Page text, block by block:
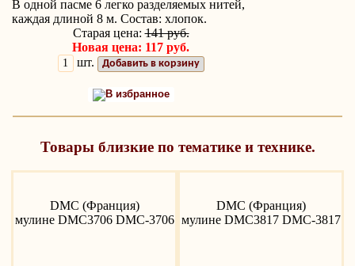
В одной пасме 6 легко разделяемых нитей,
каждая длиной 8 м. Состав: хлопок.
Старая цена:141 руб.
Новая цена: 117 руб.
шт.
Добавить в корзину
В избранное
Товары близкие по тематике и технике.
DMC (Франция)
мулине DMC3706 DMC-3706
DMC (Франция)
мулине DMC3817 DMC-3817